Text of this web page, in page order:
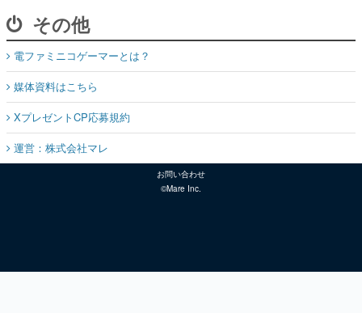
その他
電ファミニコゲーマーとは？
媒体資料はこちら
XプレゼントCP応募規約
運営：株式会社マレ
お問い合わせ
©Mare Inc.